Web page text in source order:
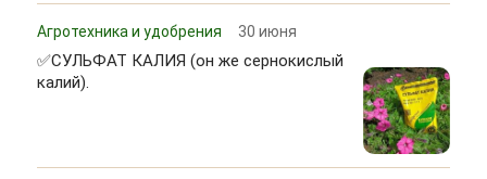
Агротехника и удобрения 30 июня
✅СУЛЬФАТ КАЛИЯ (он же сернокислый
калий).